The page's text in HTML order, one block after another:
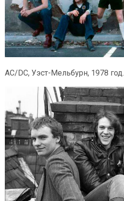
AC/DC, Уэст-Мельбурн, 1978 год.